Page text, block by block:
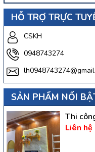
HỖ TRỢ TRỰC
CSKH
0948743274
SẢN PHẨM NỔI
Thi
Liên hệ